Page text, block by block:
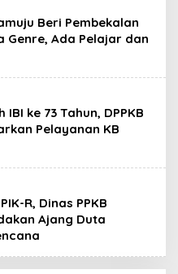
Beri Pembekalan
Genre, Ada Pelajar dan
ke 73 Tahun, DPPKB
Pelayanan KB
R, Dinas PPKB
Ajang Duta